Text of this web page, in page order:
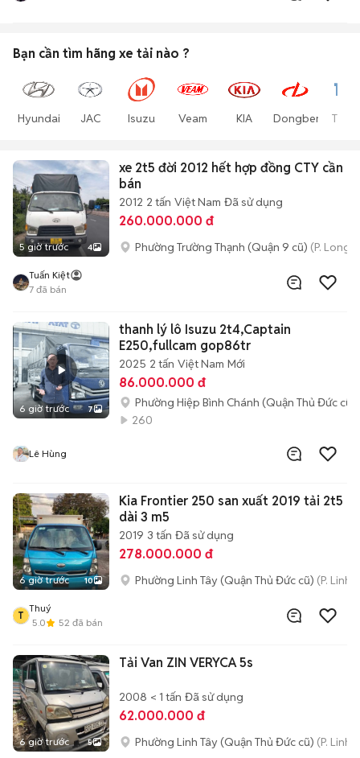
Bạn cần tìm hãng xe tải nào ?
Hyundai JAC Isuzu Veam KIA Dongben
5 giờ trước 4
xe 2t5 đời 2012 hết hợp đồng CTY cần
bán
2012 2 tấn Việt Nam Đã sử dụng
260.000.000 đ
Phường Trường Thạnh (Quận 9 cũ) (P. Long
Tuấn Kiệt
7 đã bán
6 giờ trước 7
thanh lý lô Isuzu 2t4,Captain
E250,fullcam gop86tr
2025 2 tấn Việt Nam Mới
86.000.000 đ
Phường Hiệp Bình Chánh (Quận Thủ Đức cũ)
260
Lê Hùng
6 giờ trước 10
Kia Frontier 250 san xuất 2019 tải 2t5
dài 3 m5
2019 3 tấn Đã sử dụng
278.000.000 đ
Phường Linh Tây (Quận Thủ Đức cũ) (P. Linh
T
Thuý
5.0
52 đã bán
6 giờ trước 5
Tải Van ZIN VERYCA 5s
2008 < 1 tấn Đã sử dụng
62.000.000 đ
Phường Linh Tây (Quận Thủ Đức cũ) (P. Linh